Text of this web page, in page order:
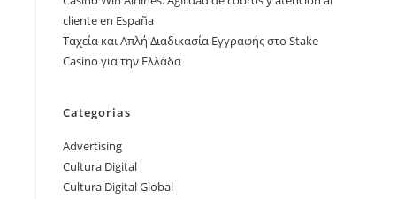
cliente en España
Ταχεία και Απλή Διαδικασία Εγγραφής στο Stake
Casino για την Ελλάδα
Categorias
Advertising
Cultura Digital
Cultura Digital Global